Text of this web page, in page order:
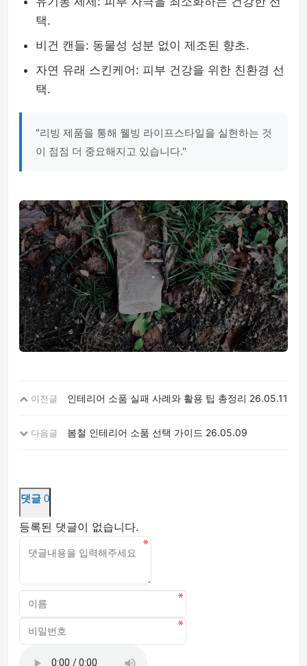
택.
비건 캔들: 동물성 성분 없이 제조된 향초.
자연 유래 스킨케어: 피부 건강을 위한 친환경 선
택.
"리빙 제품을 통해 웰빙 라이프스타일을 실현하는 것
이 점점 더 중요해지고 있습니다."
이전글 인테리어 소품 실패 사례와 활용 팁 총정리 26.05.11
다음글 봄철 인테리어 소품 선택 가이드 26.05.09
댓글 0
등록된 댓글이 없습니다.